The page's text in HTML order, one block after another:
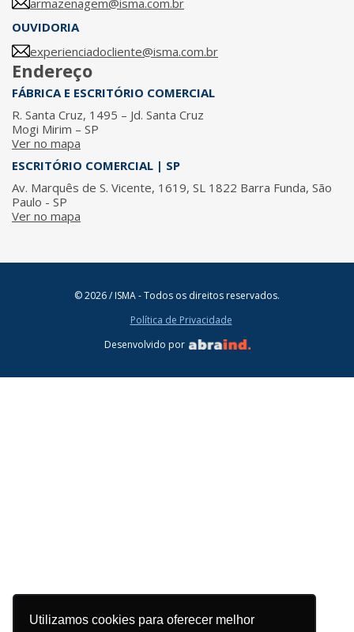
Utilizamos cookies para oferecer melhor
OUVIDORIA
experienciadocliente@isma.com.br
Endereço
FÁBRICA E ESCRITÓRIO COMERCIAL
R. Santa Cruz, 1495 – Jd. Santa Cruz
Mogi Mirim – SP
Ver no mapa
ESCRITÓRIO COMERCIAL | SP
Av. Marquês de S. Vicente, 1619, SL 1822 Barra Funda, São
Paulo - SP
Ver no mapa
© 2026 / ISMA - Todos os direitos reservados.
Política de Privacidade
Desenvolvido por